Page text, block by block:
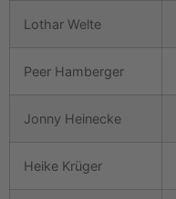
Lothar Welte
Peer Hamberger
Jonny Heinecke
Heike Krüger